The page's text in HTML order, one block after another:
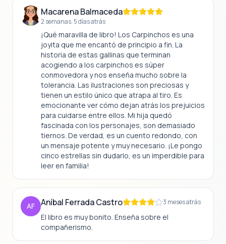
a menudo desde una perspectiva infantil libre
de prejuicios.
Macarena Balmaceda
2 semanas, 5 días atrás
¡Qué maravilla de libro! Los Carpinchos es una
joyita que me encantó de principio a fin. La
historia de estas gallinas que terminan
acogiendo a los carpinchos es súper
conmovedora y nos enseña mucho sobre la
tolerancia. Las ilustraciones son preciosas y
tienen un estilo único que atrapa al tiro. Es
emocionante ver cómo dejan atrás los prejuicios
para cuidarse entre ellos. Mi hija quedó
fascinada con los personajes, son demasiado
tiernos. De verdad, es un cuento redondo, con
un mensaje potente y muy necesario. ¡Le pongo
cinco estrellas sin dudarlo, es un imperdible para
leer en familia!
AF Aníbal Ferrada Castro 3 meses atrás
El libro es muy bonito. Enseña sobre el
compañerismo.